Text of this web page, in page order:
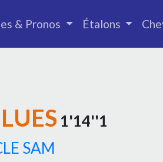
& Pronos Étalons
1'14''1
SAM